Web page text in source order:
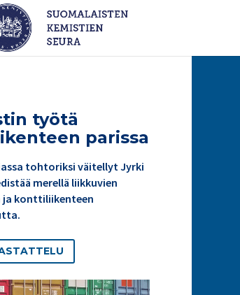
työtä
parissa
tohtoriksi väitellyt Jyrki
merellä liikkuvien
konttiliikenteen